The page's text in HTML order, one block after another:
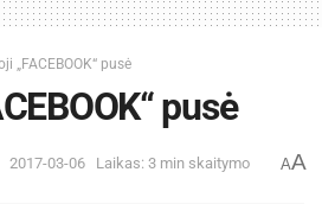
„FACEBOOK“ pusė
pusė
2017-03-06 Laikas: 3 min skaitymo AA